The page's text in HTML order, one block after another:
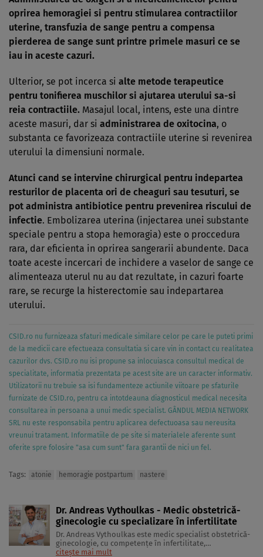
oprirea hemoragiei si pentru stimularea contractiilor
uterine, transfuzia de sange pentru a compensa
pierderea de sange sunt printre primele masuri ce se
iau in aceste cazuri.
Ulterior, se pot incerca si alte metode terapeutice
pentru tonifierea muschilor si ajutarea uterului sa-si
reia contractiile. Masajul local, intens, este una dintre
aceste masuri, dar si administrarea de oxitocina, o
substanta ce favorizeaza contractiile uterine si revenirea
uterului la dimensiuni normale.
Atunci cand se intervine chirurgical pentru indepartea
resturilor de placenta ori de cheaguri sau tesuturi, se
pot administra antibiotice pentru prevenirea riscului de
infectie. Embolizarea uterina (injectarea unei substante
speciale pentru a stopa hemoragia) este o proccedura
rara, dar eficienta in oprirea sangerarii abundente. Daca
toate aceste incercari de inchidere a vaselor de sange ce
alimenteaza uterul nu au dat rezultate, in cazuri foarte
rare, se recurge la histerectomie sau indepartarea
uterului.
CSID.ro nu furnizeaza sfaturi medicale similare celor pe care le puteti primi
de la medicii care efectueaza consultatia si care vin in contact cu realitatea
cazurilor dvs. CSID.ro nu isi propune sa inlocuiasca consultul medical de
specialitate, informatia prezentata pe acest site are un caracter informativ.
Utilizatorii nu trebuie sa isi fundamenteze actiunile viitoare pe sfaturile
furnizate de CSID.ro, pentru ca intotdeauna diagnosticul medical necesita
consultarea in persoana a unui medic specialist. GÂNDUL MEDIA NETWORK
SRL nu este responsabila pentru aplicarea defectuoasa sau nereusita
vreunui tratament. Informatiile de pe site si materialele aferente sunt
oferite spre folosire "asa cum sunt" fara garantii de nici un fel.
Tags: atonie hemoragie postpartum nastere
Dr. Andreas Vythoulkas - Medic obstetrică-
ginecologie cu specializare în infertilitate
Dr. Andreas Vythoulkas este medic specialist obstetrică-
ginecologie, cu competențe în infertilitate,
laparoscopie, ecografie, histeroscopie, colposcopie.
citește mai mult